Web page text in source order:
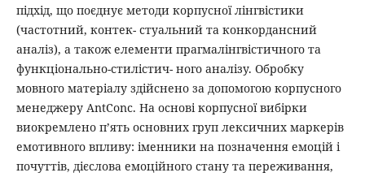
підхід, що поєднує методи корпусної лінгвістики
(частотний, контек- стуальний та конкордансний
аналіз), а також елементи прагмалінгвістичного та
функціонально-стилістич- ного аналізу. Обробку
мовного матеріалу здійснено за допомогою корпусного
менеджеру AntConc. На основі корпусної вибірки
виокремлено п’ять основних груп лексичних маркерів
емотивного впливу: іменники на позначення емоцій і
почуттів, дієслова емоційного стану та переживання,